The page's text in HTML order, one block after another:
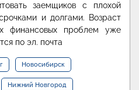
заемщиков с плохой
и долгами. Возраст
финансовых проблем уже
по эл. почта
Новосибирск
Нижний Новгород